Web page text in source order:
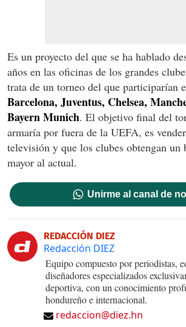
Es un proyecto del que se ha hablado
años en las oficinas de los grandes
trata de un torneo del que participarían
Barcelona, Juventus, Chelsea,
Bayern Munich. El objetivo final del
armaría por fuera de la UEFA, es
televisión y que los clubes obtengan un
mayor al actual.
Unirme al canal de
REDACCIÓN DIEZ
Redacción DIEZ
Equipo compuesto por periodistas,
diseñadores especializados
deportiva, con un conocimiento
hondureño e internacional.
redaccion@diez.hn